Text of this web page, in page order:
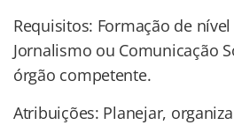
Requisitos: Formação de
Jornalismo ou Comunicação
órgão competente.
Atribuições: Planejar,